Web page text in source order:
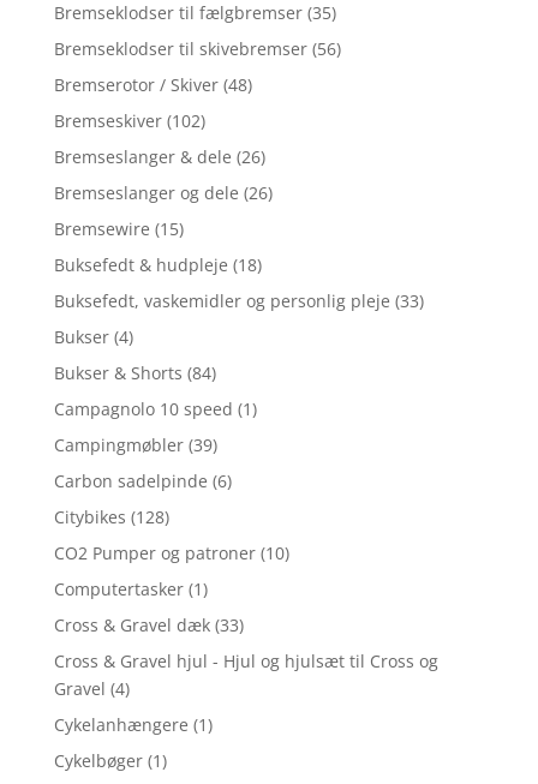
Bremseklodser til fælgbremser (35)
Bremseklodser til skivebremser (56)
Bremserotor / Skiver (48)
Bremseskiver (102)
Bremseslanger & dele (26)
Bremseslanger og dele (26)
Bremsewire (15)
Buksefedt & hudpleje (18)
Buksefedt, vaskemidler og personlig pleje (33)
Bukser (4)
Bukser & Shorts (84)
Campagnolo 10 speed (1)
Campingmøbler (39)
Carbon sadelpinde (6)
Citybikes (128)
CO2 Pumper og patroner (10)
Computertasker (1)
Cross & Gravel dæk (33)
Cross & Gravel hjul - Hjul og hjulsæt til Cross og
Gravel (4)
Cykelanhængere (1)
Cykelbøger (1)